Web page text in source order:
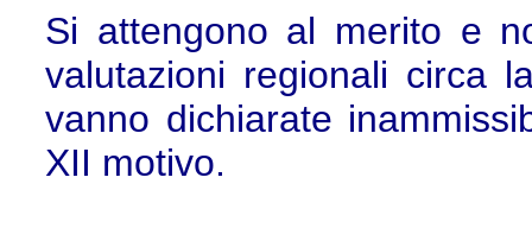
Si attengono al merito e
valutazioni regionali circa
vanno dichiarate
XII motivo.